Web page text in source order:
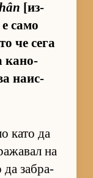
[из­
само
че сега
ка­но­
на­ис­
като да
на
да заб­ра­